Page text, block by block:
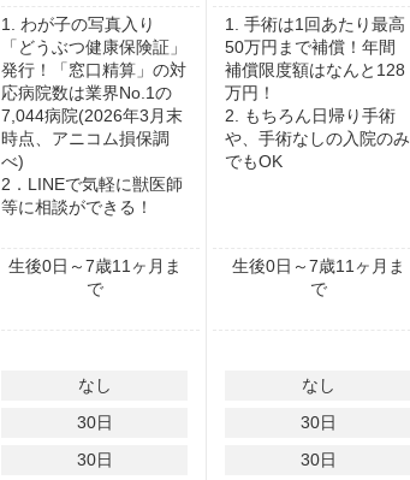
1. わが子の写真入り
「どうぶつ健康保険証」
発行！「窓口精算」の対
応病院数は業界No.1の
7,044病院(2026年3月末
時点、アニコム損保調
べ)
2．LINEで気軽に獣医師
等に相談ができる！
生後0日～7歳11ヶ月ま
で
なし
30日
30日
1. 手術は1回あたり最高
50万円まで補償！年間
補償限度額はなんと128
万円！
2. もちろん日帰り手術
や、手術なしの入院のみ
でもOK
生後0日～7歳11ヶ月ま
で
なし
30日
30日